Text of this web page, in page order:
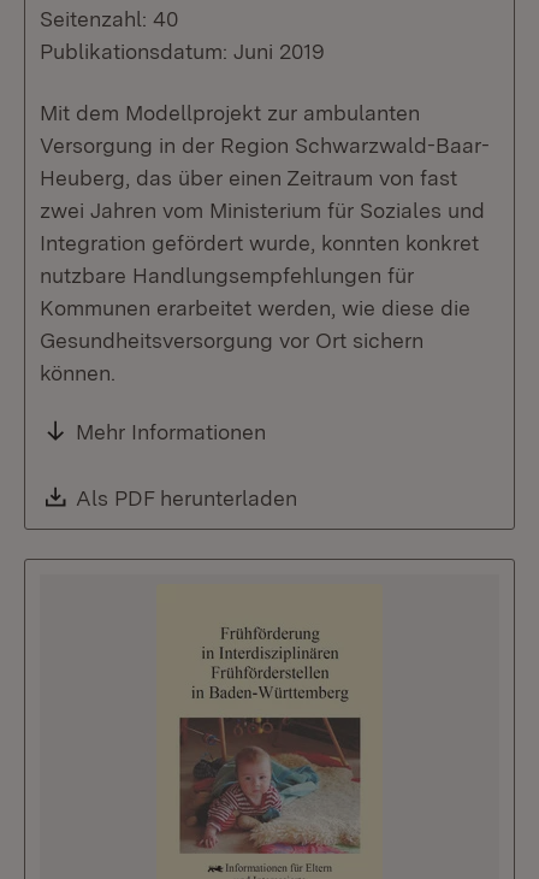
Seitenzahl: 40
Publikationsdatum: Juni 2019
Mit dem Modellprojekt zur ambulanten
Versorgung in der Region Schwarzwald-Baar-
Heuberg, das über einen Zeitraum von fast
zwei Jahren vom Ministerium für Soziales und
Integration gefördert wurde, konnten konkret
nutzbare Handlungsempfehlungen für
Kommunen erarbeitet werden, wie diese die
Gesundheitsversorgung vor Ort sichern
können.
Mehr Informationen
Download:
Als PDF herunterladen